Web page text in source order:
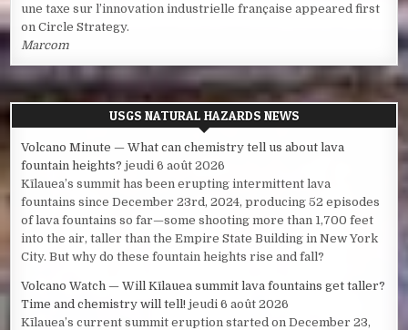
une taxe sur l’innovation industrielle française appeared first
on Circle Strategy.
Marcom
USGS NATURAL HAZARDS NEWS
Volcano Minute — What can chemistry tell us about lava
fountain heights? jeudi 6 août 2026
Kīlauea’s summit has been erupting intermittent lava
fountains since December 23rd, 2024, producing 52 episodes
of lava fountains so far—some shooting more than 1,700 feet
into the air, taller than the Empire State Building in New York
City. But why do these fountain heights rise and fall?
Volcano Watch — Will Kīlauea summit lava fountains get taller?
Time and chemistry will tell! jeudi 6 août 2026
Kīlauea’s current summit eruption started on December 23,